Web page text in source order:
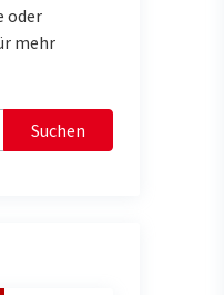
oder
mehr
Suchen